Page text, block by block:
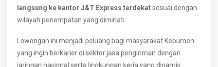
langsung ke kantor J&T Express terdekatsesuai dengan
wilayah penempatan yang diminati.
Lowongan ini menjadi peluang bagi masyarakat Kebumen
yang ingin berkarier di sektor jasa pengiriman dengan
jaringan nasional serta lingkungan kerja yang dinamis.